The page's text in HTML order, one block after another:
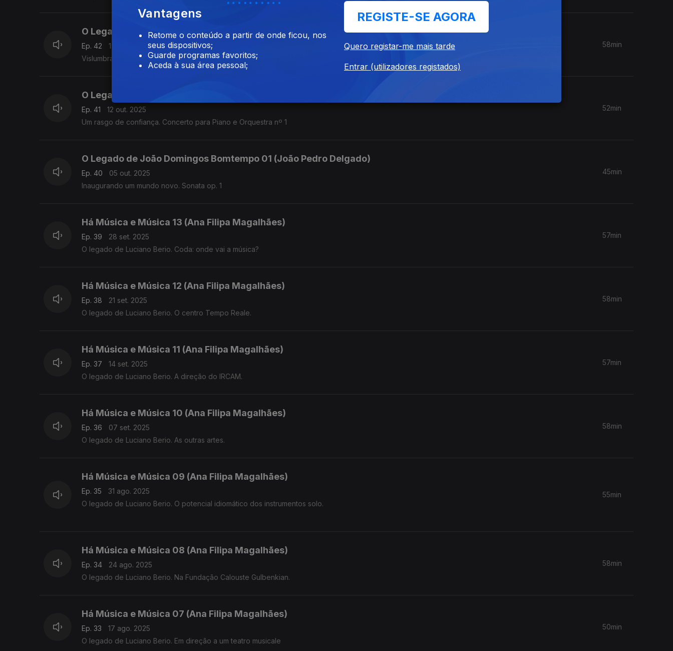
O Legado de João Domingos Bomtempo 03 (João Pedro Delgado)
Ep. 42
19 out. 2025
Vislumbrando o século XIX - Sonatas op. 5 e op. 9.
58min
O Legado de João Domingos Bomtempo 02 (João Pedro Delgado)
Ep. 41
12 out. 2025
Um rasgo de confiança. Concerto para Piano e Orquestra nº 1
52min
O Legado de João Domingos Bomtempo 01 (João Pedro Delgado)
Ep. 40
05 out. 2025
Inaugurando um mundo novo. Sonata op. 1
45min
Há Música e Música 13 (Ana Filipa Magalhães)
Ep. 39
28 set. 2025
O legado de Luciano Berio. Coda: onde vai a música?
57min
Há Música e Música 12 (Ana Filipa Magalhães)
Ep. 38
21 set. 2025
O legado de Luciano Berio. O centro Tempo Reale.
58min
Há Música e Música 11 (Ana Filipa Magalhães)
Ep. 37
14 set. 2025
O legado de Luciano Berio. A direção do IRCAM.
57min
Há Música e Música 10 (Ana Filipa Magalhães)
Ep. 36
07 set. 2025
O legado de Luciano Berio. As outras artes.
58min
Há Música e Música 09 (Ana Filipa Magalhães)
Ep. 35
31 ago. 2025
O legado de Luciano Berio. O potencial idiomático dos instrumentos solo.
55min
Há Música e Música 08 (Ana Filipa Magalhães)
Ep. 34
24 ago. 2025
O legado de Luciano Berio. Na Fundação Calouste Gulbenkian.
58min
Há Música e Música 07 (Ana Filipa Magalhães)
Ep. 33
17 ago. 2025
O legado de Luciano Berio. Em direção a um teatro musicale
50min
Vantagens
Retome o conteúdo a partir de onde ficou, nos
seus dispositivos;
Guarde programas favoritos;
Aceda à sua área pessoal;
REGISTE-SE AGORA
Quero registar-me mais tarde
Entrar (utilizadores registados)